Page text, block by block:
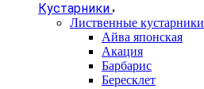
Кустарники
Лиственные кустарники
Айва японская
Акация
Барбарис
Бересклет